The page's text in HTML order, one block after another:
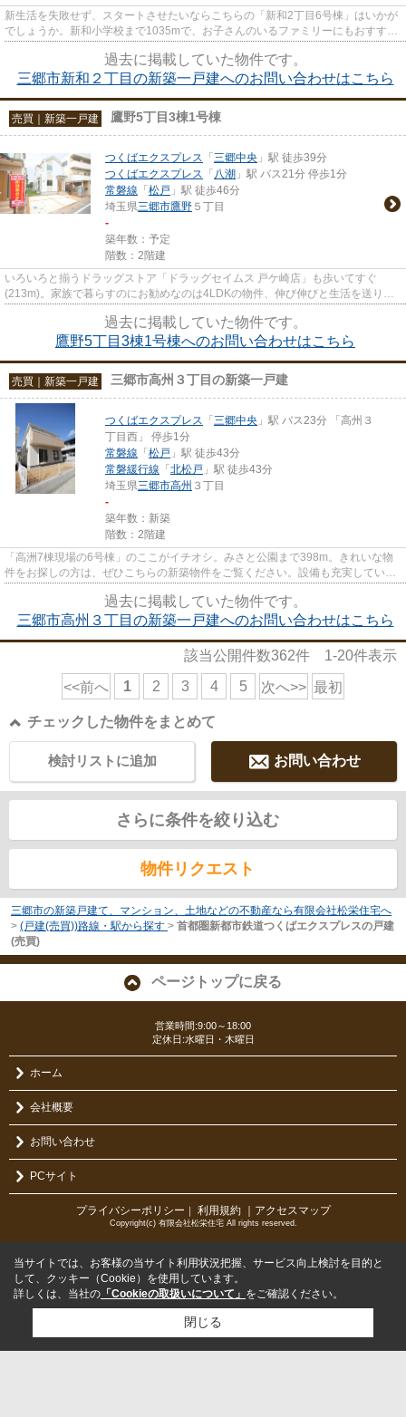
新生活を失敗せず、スタートさせたいならこちらの「新和2丁目6号棟」はいかが
でしょうか。新和小学校まで1035mで、お子さんのいるファミリーにもおすす
過去に掲載していた物件です。
三郷市新和２丁目の新築一戸建へのお問い合わせはこちら
売買｜新築一戸建 鷹野5丁目3棟1号棟
つくばエクスプレス 「 三郷中央 」駅 徒歩39分
つくばエクスプレス 「 八潮 」駅 バス21分 停歩1分
常磐線 「 松戸 」駅 徒歩46分
埼玉県三郷市鷹野 ５丁目
-
築年数：予定
階数：2階建
いろいろと揃うドラッグストア「ドラッグセイムス 戸ケ崎店」も歩いてすぐ
(213m)。家族で暮らすのにお勧めなのは4LDKの物件、伸び伸びと生活を送りま
過去に掲載していた物件です。
鷹野5丁目3棟1号棟へのお問い合わせはこちら
売買｜新築一戸建 三郷市高州３丁目の新築一戸建
つくばエクスプレス 「 三郷中央 」駅 バス23分 「高州３
丁目西」 停歩1分
常磐線 「 松戸 」駅 徒歩43分
常磐緩行線 「 北松戸 」駅 徒歩43分
埼玉県三郷市高州 ３丁目
-
築年数：新築
階数：2階建
「高洲7棟現場の6号棟」のここがイチオシ。みさと公園まで398m。きれいな物
件をお探しの方は、ぜひこちらの新築物件をご覧ください。設備も充実している
過去に掲載していた物件です。
三郷市高州３丁目の新築一戸建へのお問い合わせはこちら
該当公開件数362件 1-20件表示
<<前へ 1 2 3 4 5 次へ>> 最初
チェックした物件をまとめて
お問い合わせ
検討リストに追加
さらに条件を絞り込む
物件リクエスト
三郷市の新築戸建て、マンション、土地などの不動産なら有限会社松栄住宅へ
> (戸建(売買))路線・駅から探す > 首都圏新都市鉄道つくばエクスプレスの戸建
(売買)
ページトップに戻る
営業時間:9:00～18:00
定休日:水曜日・木曜日
ホーム
会社概要
お問い合わせ
PCサイト
プライバシーポリシー ｜ 利用規約 ｜アクセスマップ
Copyright(c) 有限会社松栄住宅 All rights reserved.
当サイトでは、お客様の当サイト利用状況把握、サービス向上検討を目的と
して、クッキー（Cookie）を使用しています。
詳しくは、当社の 「Cookieの取扱いについて」 をご確認ください。
閉じる